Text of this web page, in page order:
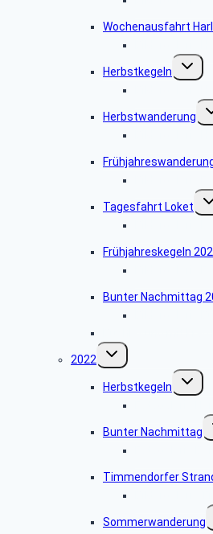
Wochenausfahrt
Herbstkegeln
Herbstwanderung
Tagesfahrt Loket
Frühjahreskegeln
Bunter Nachmittag
2022
Untermenü
umschalten
Herbstkegeln
Bunter Nachmittag
Timmendorfer
Sommerwanderung